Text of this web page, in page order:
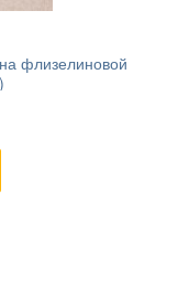
флизелиновой